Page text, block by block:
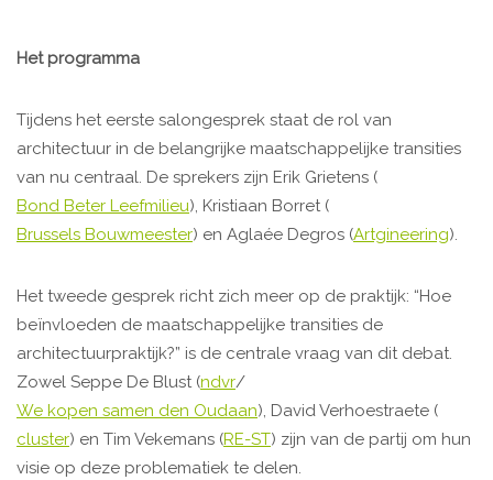
Het programma
Tijdens het eerste salongesprek staat de rol van
architectuur in de belangrijke maatschappelijke transities
van nu centraal. De sprekers zijn Erik Grietens (
Bond Beter Leefmilieu), Kristiaan Borret (
Brussels Bouwmeester) en Aglaée Degros (Artgineering).
Het tweede gesprek richt zich meer op de praktijk: “Hoe
beïnvloeden de maatschappelijke transities de
architectuurpraktijk?” is de centrale vraag van dit debat.
Zowel Seppe De Blust (ndvr/
We kopen samen den Oudaan), David Verhoestraete (
cluster) en Tim Vekemans (RE-ST) zijn van de partij om hun
visie op deze problematiek te delen.